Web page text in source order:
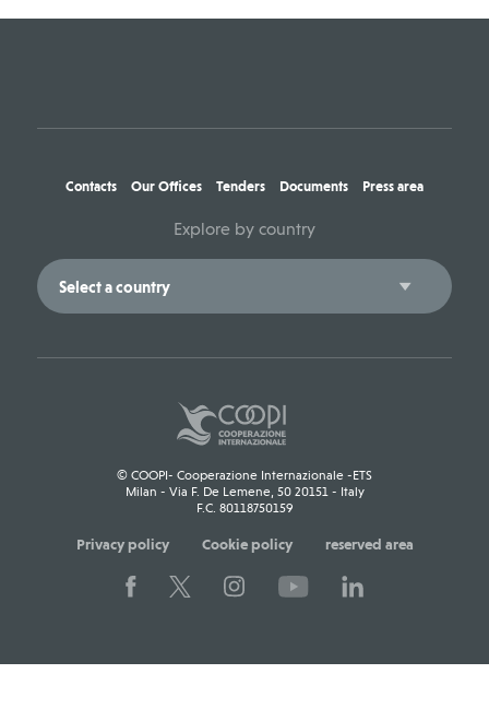
Contacts Our Offices Tenders Documents Press area
Explore by country
© COOPI- Cooperazione Internazionale -ETS
Milan - Via F. De Lemene, 50 20151 - Italy
F.C. 80118750159
Privacy policy Cookie policy reserved area